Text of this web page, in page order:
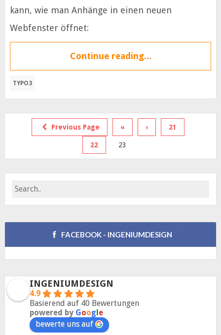
kann, wie man Anhänge in einen neuen
Webfenster öffnet:
Continue reading...
TYPO3
Previous Page « ‹ 21
22 23
FACEBOOK - INGENIUMDESIGN
INGENIUMDESIGN
4.9
Basierend auf 40 Bewertungen
powered by Google
bewerte uns auf